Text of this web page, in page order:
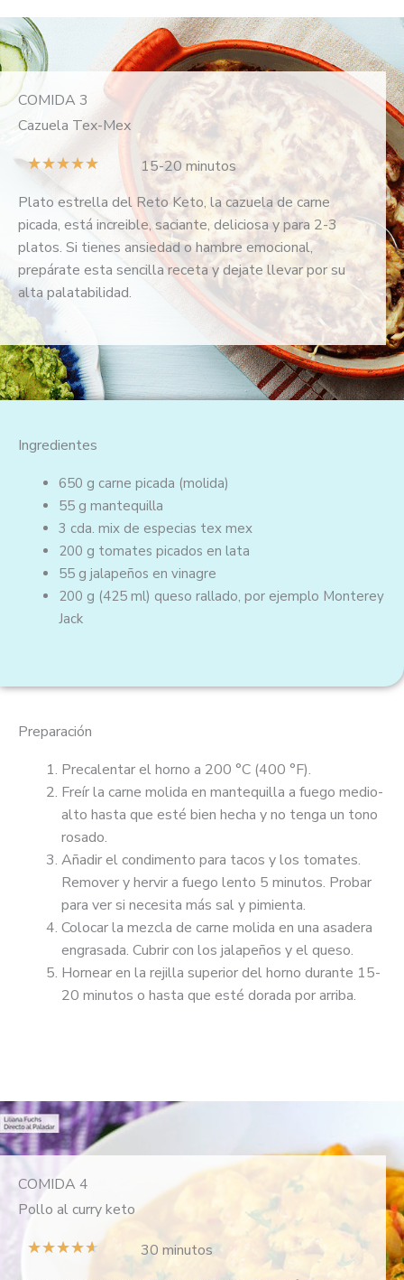
COMIDA 3
Cazuela Tex-Mex
★★★★★
l
o
r
a
d
c
o
n
5
15-20 minutos
Plato estrella del Reto Keto, la cazuela de carne
picada, está increible, saciante, deliciosa y para 2-3
platos. Si tienes ansiedad o hambre emocional,
prepárate esta sencilla receta y dejate llevar por su
alta palatabilidad.
Ingredientes
650 g carne picada (molida)
55 g mantequilla
3 cda. mix de especias tex mex
200 g tomates picados en lata
55 g jalapeños en vinagre
200 g (425 ml) queso rallado, por ejemplo Monterey
Jack
Preparación
Precalentar el horno a 200 °C (400 °F).
Freír la carne molida en mantequilla a fuego medio-
alto hasta que esté bien hecha y no tenga un tono
rosado.
Añadir el condimento para tacos y los tomates.
Remover y hervir a fuego lento 5 minutos. Probar
para ver si necesita más sal y pimienta.
Colocar la mezcla de carne molida en una asadera
engrasada. Cubrir con los jalapeños y el queso.
Hornear en la rejilla superior del horno durante 15-
20 minutos o hasta que esté dorada por arriba.
COMIDA 4
Pollo al curry keto
★★★★★V
30 minutos